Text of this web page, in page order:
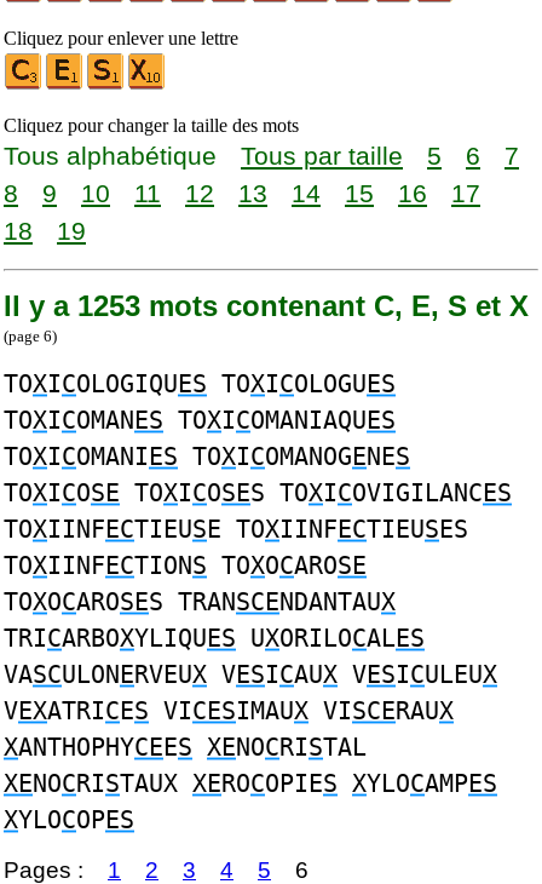
Cliquez pour enlever une lettre
Cliquez pour changer la taille des mots
Tous alphabétique Tous par taille 5 6
7
8
9 10 11 12 13 14 15 16
17
18
19
Il y a 1253 mots contenant C, E, S et X
(page 6)
TOXICOLOGIQUES TOXICOLOGUES
TOXICOMANES TOXICOMANIAQUES
TOXICOMANIES TOXICOMANOGENES
TOXICOSE TOXICOSES TOXICOVIGILANCES
TOXIINFECTIEUSE TOXIINFECTIEUSES
TOXIINFECTIONS TOXOCAROSE
TOXOCAROSES TRANSCENDANTAUX
TRICARBOXYLIQUES UXORILOCALES
VASCULONERVEUX VESICAUX VESICULEUX
VEXATRICES VICESIMAUX VISCERAUX
XANTHOPHYCEES XENOCRISTAL
XENOCRISTAUX XEROCOPIES XYLOCAMPES
XYLOCOPES
Pages : 1 2 3 4 5 6